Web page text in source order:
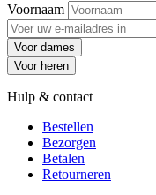
Voornaam
Voor dames
Voor heren
Hulp & contact
Bestellen
Bezorgen
Betalen
Retourneren